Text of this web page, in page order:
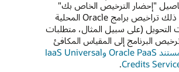
"إحضار الترخيص الخاص بك"
(BYOL)، بما في ذلك تراخيص برامج Oracle المحلية
التحويل (على سبيل المثال، متطلبات
البرنامج إلى المقياس المكافئ
مستند Oracle PaaS وIaaS Universal
Credits
.